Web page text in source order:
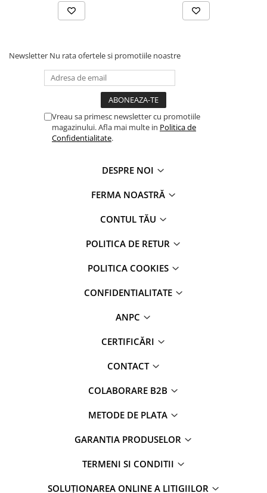
Newsletter Nu rata ofertele si promotiile noastre
Vreau sa primesc newsletter cu promotiile
magazinului. Afla mai multe in Politica de
Confidentialitate.
DESPRE NOI
FERMA NOASTRĂ
CONTUL TĂU
POLITICA DE RETUR
POLITICA COOKIES
CONFIDENTIALITATE
ANPC
CERTIFICĂRI
CONTACT
COLABORARE B2B
METODE DE PLATA
GARANTIA PRODUSELOR
TERMENI SI CONDITII
SOLUȚIONAREA ONLINE A LITIGIILOR